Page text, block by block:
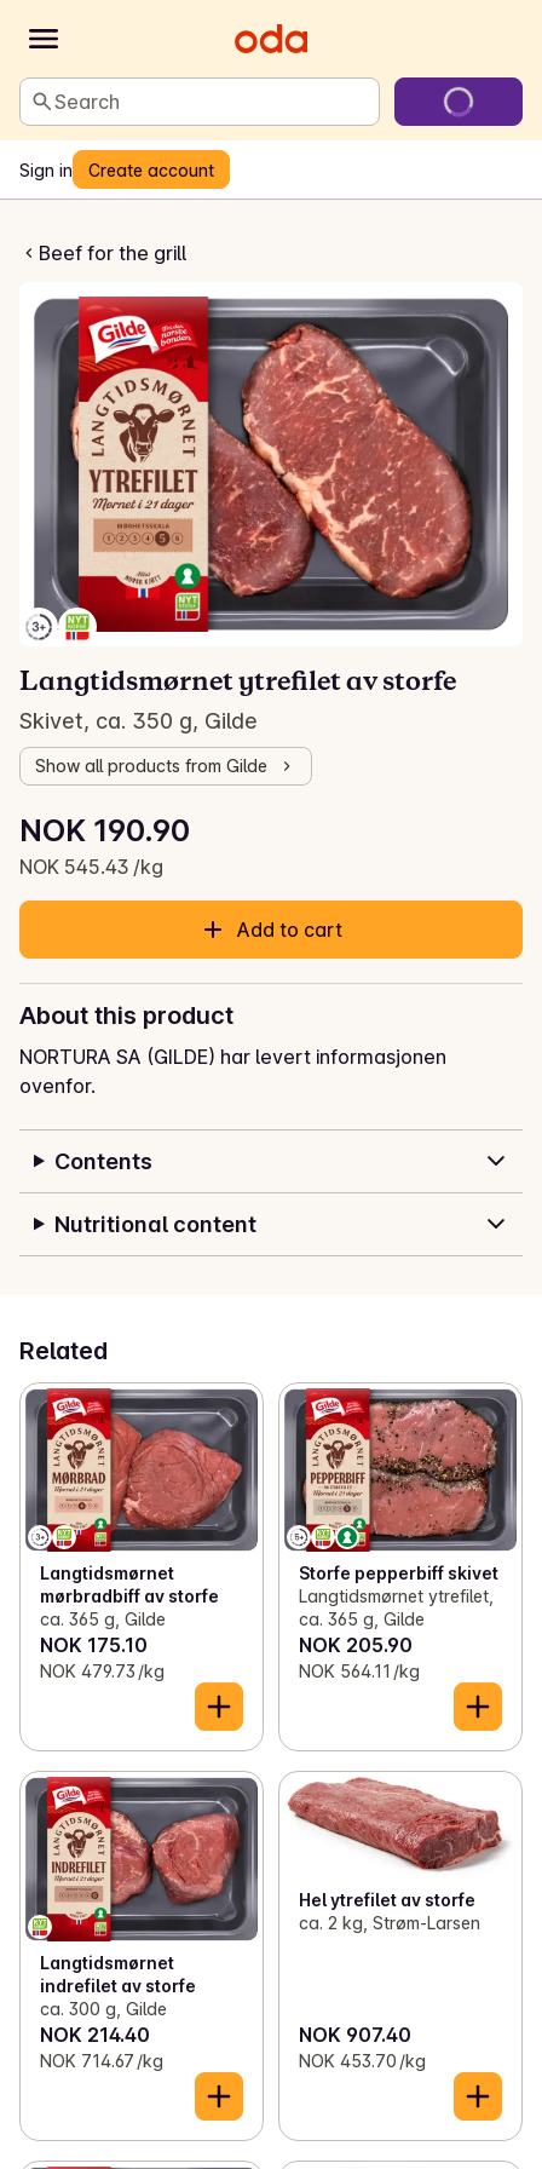
Search
Sign in Create account
Beef for the grill
ytrefilet av storfe
Langtidsmørnet ytrefilet av storfe
Skivet, ca. 350 g, Gilde
Show all products from Gilde
Current price is: NOK 190.90
NOK 190.90
NOK 545.43 /kg
Unit price: NOK 545.43 /kg
Add to cart
About this product
NORTURA SA (GILDE) har levert informasjonen
ovenfor.
Contents
Nutritional content
Related
Langtidsmørnet
mørbradbiff av storfe
ca. 365 g, Gilde
NOK 175.10
NOK 479.73 /kg
Storfe pepperbiff skivet
Langtidsmørnet ytrefilet,
ca. 365 g, Gilde
NOK 205.90
NOK 564.11 /kg
Langtidsmørnet
indrefilet av storfe
ca. 300 g, Gilde
NOK 214.40
NOK 714.67 /kg
Hel ytrefilet av storfe
ca. 2 kg, Strøm-Larsen
NOK 907.40
NOK 453.70 /kg